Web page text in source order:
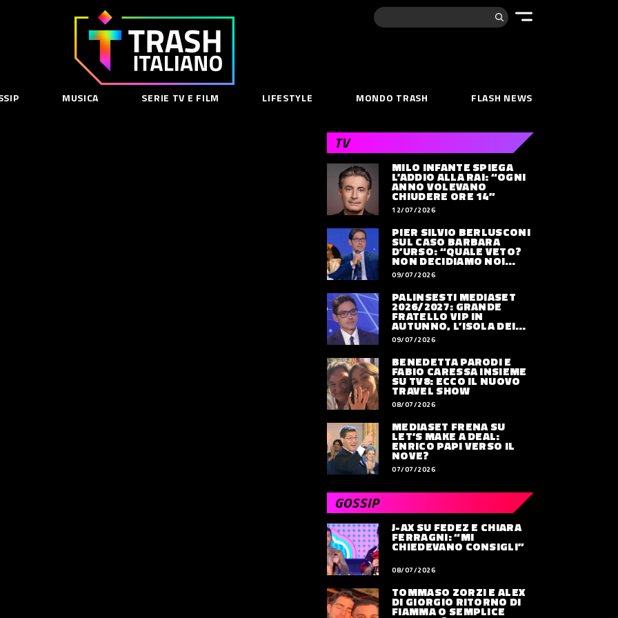
Cerca:
Trash
Italiano
MUSICA SERIE TV E FILM LIFESTYLE MONDO TRASH FLASH NEWS
TV
MILO INFANTE SPIEGA
L’ADDIO ALLA RAI: “OGNI
ANNO VOLEVANO
CHIUDERE ORE 14”
12/07/2026
PIER SILVIO BERLUSCONI
SUL CASO BARBARA
D’URSO: “QUALE VETO?
NON DECIDIAMO NOI
DOVE LAVORERÀ”
09/07/2026
PALINSESTI MEDIASET
2026/2027: GRANDE
FRATELLO VIP IN
AUTUNNO, L’ISOLA DEI
FAMOSI SLITTA AL 2027
09/07/2026
BENEDETTA PARODI E
FABIO CARESSA INSIEME
SU TV8: ECCO IL NUOVO
TRAVEL SHOW
08/07/2026
MEDIASET FRENA SU
LET’S MAKE A DEAL:
ENRICO PAPI VERSO IL
NOVE?
07/07/2026
GOSSIP
J-AX SU FEDEZ E CHIARA
FERRAGNI: “MI
CHIEDEVANO CONSIGLI”
08/07/2026
TOMMASO ZORZI E ALEX
DI GIORGIO RITORNO DI
FIAMMA O SEMPLICE